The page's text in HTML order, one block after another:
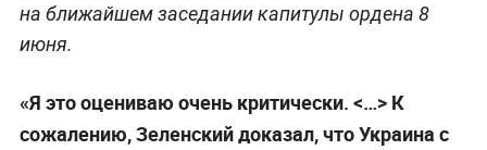
на ближайшем заседании капитулы ордена 8
июня.
«Я это оцениваю очень критически. <…> К
сожалению, Зеленский доказал, что Украина с